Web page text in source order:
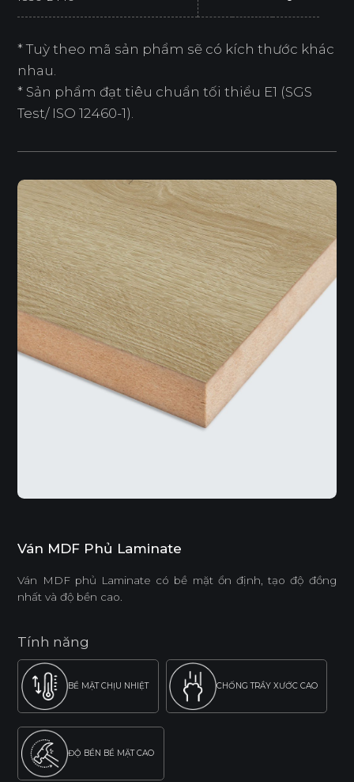
* Tuỳ theo mã sản phẩm sẽ có kích thước khác
nhau.
* Sản phẩm đạt tiêu chuẩn tối thiểu E1 (SGS
Test/ ISO 12460-1).
Ván MDF Phủ Laminate
Ván MDF phủ Laminate có bề mặt ổn định, tạo độ đồng
nhất và độ bền cao.
Tính năng
BỀ MẶT CHỊU NHIỆT CHỐNG TRẦY XƯỚC CAO
ĐỘ BỀN BỀ MẶT CAO